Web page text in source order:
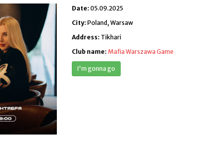
Date: 05.09.2025
City: Poland, Warsaw
Address: Tikhari
Club name: Mafia Warszawa Game